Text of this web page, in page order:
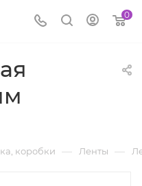
0
коробки — Ленты —